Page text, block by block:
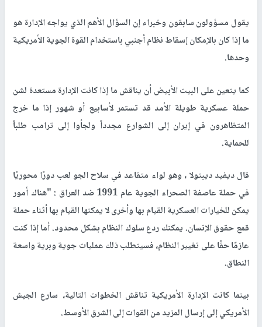
يقول مسؤولون سابقون وخبراء إن السؤال الأهم الذي يواجه الإدارة هو
ما إذا كان بالإمكان إسقاط نظام أجنبي باستخدام القوة الجوية الأمريكية
وحدها.
كما يتعين على البيت الأبيض أن يناقش ما إذا كانت الإدارة مستعدة لشن
حملة عسكرية طويلة الأمد قد تستمر لأسابيع أو شهور إذا ما خرج
المتظاهرون في إيران إلى الشوارع مجدداً ولجأوا إلى ترامب طلباً
للحماية.
قال ديفيد ديبتولا ، وهو لواء متقاعد في سلاح الجو لعب دورًا محوريًا
في حملة عاصفة الصحراء الجوية عام 1991 ضد العراق : "هناك أمور
يمكن للخيارات العسكرية القيام بها وأخرى لا يمكنها القيام بها أثناء حملة
قمع حقوق الإنسان. يمكنك ردع سلوك النظام بشكل محدود. أما إذا كنت
عازمًا حقًا على تغيير النظام، فسيتطلب ذلك عمليات جوية وبرية واسعة
النطاق.
بينما كانت الإدارة الأمريكية تناقش الخطوات التالية، سارع الجيش
الأمريكي إلى إرسال المزيد من القوات إلى الشرق الأوسط.